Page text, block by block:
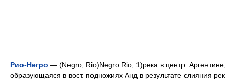
Рио-Негро — (Negro, Rio)Negro Rio, 1)река в центр. Аргентине,
образующаяся в вост. подножиях Анд в результате слияния рек